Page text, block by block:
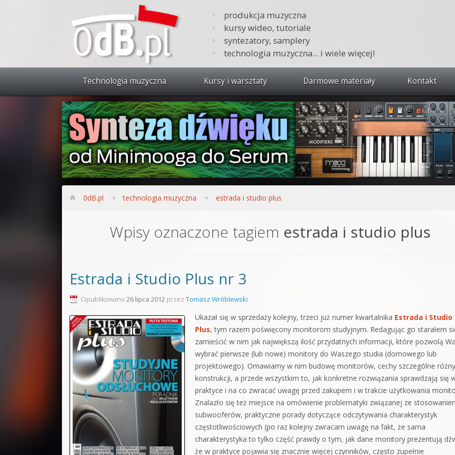
produkcja muzyczna
kursy wideo, tutoriale
syntezatory, samplery
technologia muzyczna... i wiele więcej!
Technologia muzyczna Kursy i warsztaty
Zobacz wszystkie kursy i warsztaty
Synteza dźwięku 🔥
Produkcja muzyczna w praktyce
Bitwig Studio od podstaw
Sound Forge od podstaw
Kontakt 5 Kompendium
Pakiety
Darmowe materiały Kontakt
0dB.pl technologia muzyczna estrada i studio plus
Wpisy oznaczone tagiem estrada i studio plus
Estrada i Studio Plus nr 3
Opublikowano 26 lipca 2012 przez Tomasz Wróblewski
Ukazał się w sprzedaży kolejny, trzeci już numer kwartalnika Estrada i Studio
Plus, tym razem poświęcony monitorom studyjnym. Redagując go starałem
zamieścić w nim jak największą ilość przydatnych informacji, które pozwolą
wybrać pierwsze (lub nowe) monitory do Waszego studia (domowego lub
projektowego). Omawiamy w nim budowę monitorów, cechy szczególne
konstrukcji, a przede wszystkim to, jak konkretne rozwiązania sprawdzają się
praktyce i na co zwracać uwagę przed zakupem i w trakcie użytkowania
Znalazło się też miejsce na omówienie problematyki związanej ze
subwooferów, praktyczne porady dotyczące odczytywania charakterystyk
częstotliwościowych (po raz kolejny zwracam uwagę na fakt, że sama
charakterystyka to tylko część prawdy o tym, jak dane monitory prezentują
że w praktyce pojawia się znacznie więcej czynników, często zupełnie